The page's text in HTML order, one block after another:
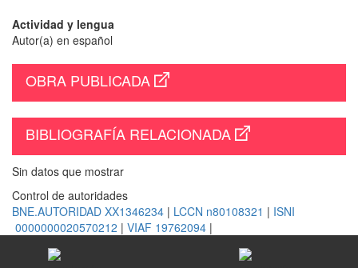
Actividad y lengua
Autor(a) en español
OBRA PUBLICADA
BIBLIOGRAFÍA RELACIONADA
Sin datos que mostrar
Control de autoridades
BNE.AUTORIDAD XX1346234 | LCCN n80108321 | ISNI
0000000020570212 | VIAF 19762094 |